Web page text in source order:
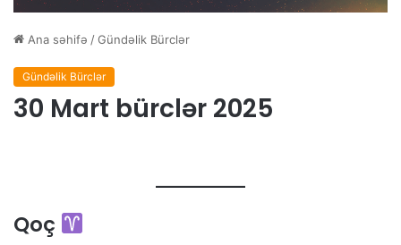
Ana səhifə /Gündəlik Bürclər
Gündəlik Bürclər
30 Mart bürclər 2025
Qoç